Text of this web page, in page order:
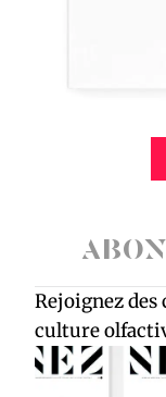
Rejoignez des
culture